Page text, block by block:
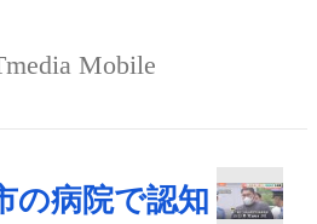
Mobile
の病院で認知